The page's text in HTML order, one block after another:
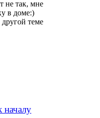
не так, мне
в доме:)
теме
началу